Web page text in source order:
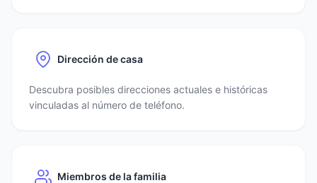
Dirección de casa
Descubra posibles direcciones actuales e históricas
vinculadas al número de teléfono.
Miembros de la familia